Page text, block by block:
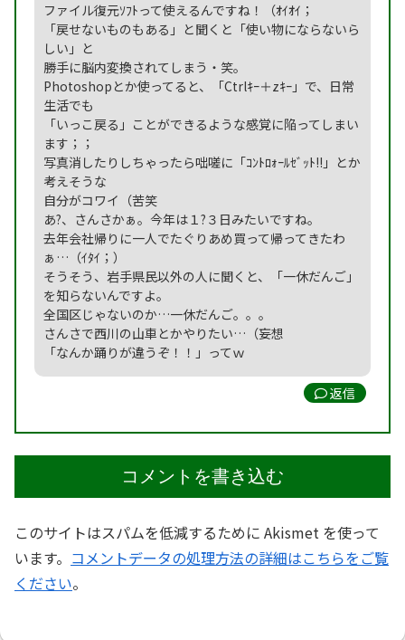
ファイル復元ｿﾌﾄって使えるんですね！（ｵｲｵｲ；
「戻せないものもある」と聞くと「使い物にならないら
しい」と
勝手に脳内変換されてしまう・笑。
Photoshopとか使ってると、「Ctrlｷｰ＋zｷｰ」で、日常
生活でも
「いっこ戻る」ことができるような感覚に陥ってしまい
ます；；
写真消したりしちゃったら咄嗟に「ｺﾝﾄﾛｫｰﾙｾﾞｯﾄ!!」とか
考えそうな
自分がコワイ（苦笑
あ?、さんさかぁ。今年は１?３日みたいですね。
去年会社帰りに一人でたぐりあめ買って帰ってきたわ
ぁ…（ｲﾀｲ；）
そうそう、岩手県民以外の人に聞くと、「一休だんご」
を知らないんですよ。
全国区じゃないのか…一休だんご。。。
さんさで西川の山車とかやりたい…（妄想
「なんか踊りが違うぞ！！」ってｗ
返信
コメントを書き込む
このサイトはスパムを低減するために Akismet を使って
います。 コメントデータの処理方法の詳細はこちらをご覧
ください。